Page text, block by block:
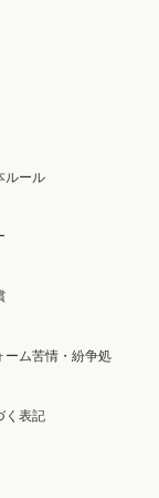
ルール
ーム苦情・紛争処
く表記